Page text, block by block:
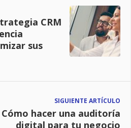
CRM
sus
SIGUIENTE ARTÍCULO
Cómo hacer una auditoría
digital para tu negocio